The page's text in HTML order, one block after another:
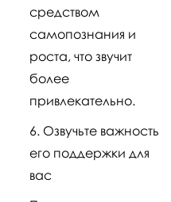
средством
самопознания и
роста, что звучит
более
привлекательно.
Озвучьте важность
его поддержки для
вас